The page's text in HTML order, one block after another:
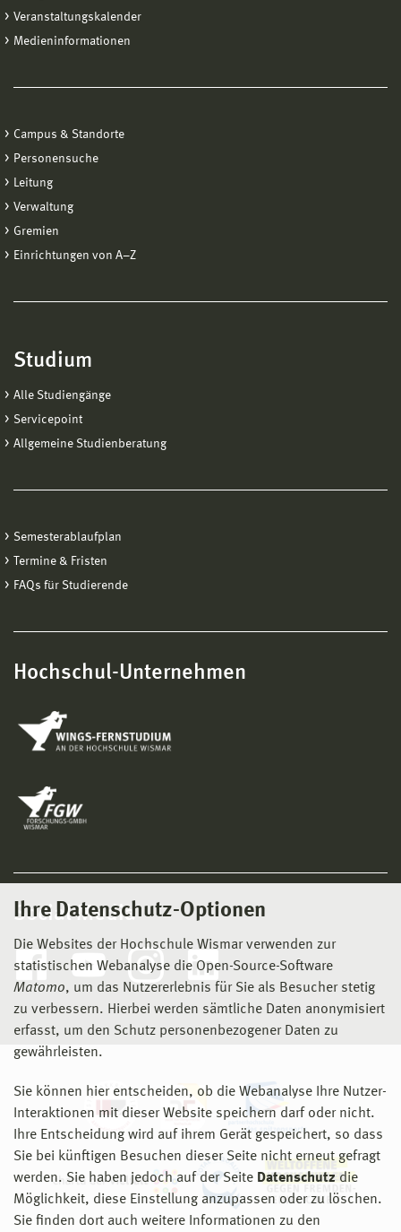
Ihre Datenschutz-Optionen
Die Websites der Hochschule Wismar verwenden zur
statistischen Webanalyse die Open-Source-Software
Matomo, um das Nutzererlebnis für Sie als Besucher stetig
zu verbessern. Hierbei werden sämtliche Daten anonymisiert
erfasst, um den Schutz personenbezogener Daten zu
gewährleisten.
Sie können hier entscheiden, ob die Webanalyse Ihre Nutzer-
Interaktionen mit dieser Website speichern darf oder nicht.
Ihre Entscheidung wird auf ihrem Gerät gespeichert, so dass
Sie bei künftigen Besuchen dieser Seite nicht erneut gefragt
werden. Sie haben jedoch auf der Seite Datenschutz die
Möglichkeit, diese Einstellung anzupassen oder zu löschen.
Sie finden dort auch weitere Informationen zu den
Veranstaltungskalender
Medieninformationen
Campus & Standorte
Personensuche
Leitung
Verwaltung
Gremien
Einrichtungen von A−Z
Studium
Alle Studiengänge
Servicepoint
Allgemeine Studienberatung
Semesterablaufplan
Termine & Fristen
FAQs für Studierende
Hochschul-Unternehmen
Social Media